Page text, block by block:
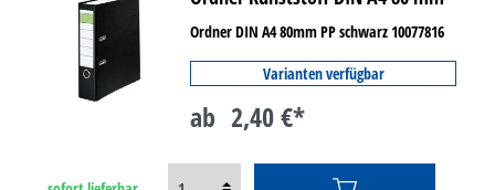
Ordner DIN A4 80mm PP schwarz 10077816
Varianten verfügbar
ab 2,40 €*